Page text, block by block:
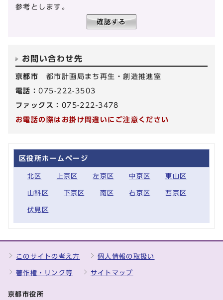
参考とします。
お問い合わせ先
京都市 都市計画局まち再生・創造推進室
電話：075-222-3503
ファックス： 075-222-3478
お電話の際はお掛け間違いにご注意ください
区役所ホームページ
北区 上京区 左京区 中京区 東山区
山科区 下京区 南区 右京区 西京区
伏見区
このサイトの考え方 個人情報の取扱い
著作権・リンク等 サイトマップ
京都市役所